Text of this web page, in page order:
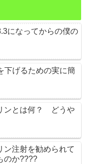
になってからの僕の
下げるための実に簡
ンとは何？ どうや
ン注射を勧められて
のか????